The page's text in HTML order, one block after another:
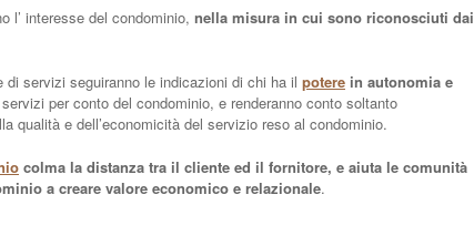
l’ interesse del condominio, nella misura in cui sono riconosciuti dai
servizi seguiranno le indicazioni di chi ha il potere in autonomia e
per conto del condominio, e renderanno conto soltanto
qualità e dell’economicità del servizio reso al condominio.
colma la distanza tra il cliente ed il fornitore, e aiuta le comunità
a creare valore economico e relazionale.